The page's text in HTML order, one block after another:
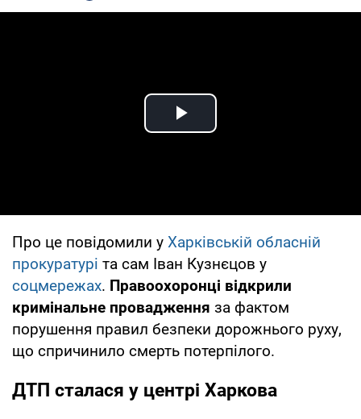
Play Video
Про це повідомили у Харківській обласній
прокуратурі та сам Іван Кузнєцов у
соцмережах. Правоохоронці відкрили
кримінальне провадження за фактом
порушення правил безпеки дорожнього руху,
що спричинило смерть потерпілого.
ДТП сталася у центрі Харкова